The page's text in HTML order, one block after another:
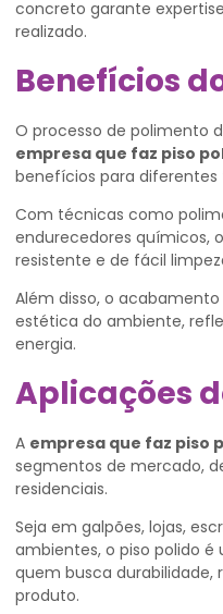
concreto garante
realizado.
Benefícios
O processo de polimento
empresa que faz piso
benefícios para
Com técnicas como
endurecedores químicos,
resistente e de fácil
Além disso, o
estética do ambiente,
energia.
Aplicações
A empresa que faz piso
segmentos de mercado,
residenciais.
Seja em galpões, lojas,
ambientes, o piso polido
quem busca durabilidade,
produto.